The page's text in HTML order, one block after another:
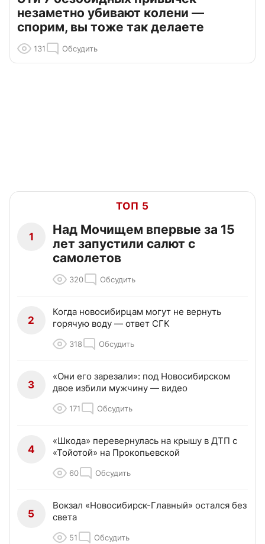
незаметно убивают колени —
спорим, вы тоже так делаете
131 Обсудить
ТОП 5
1
Над Мочищем впервые за 15
лет запустили салют с
самолетов
320 Обсудить
2
Когда новосибирцам могут не вернуть
горячую воду — ответ СГК
318 Обсудить
3
«Они его зарезали»: под Новосибирском
двое избили мужчину — видео
171 Обсудить
4
«Шкода» перевернулась на крышу в ДТП с
«Тойотой» на Прокопьевской
60 Обсудить
5
Вокзал «Новосибирск-Главный» остался без
света
51 Обсудить